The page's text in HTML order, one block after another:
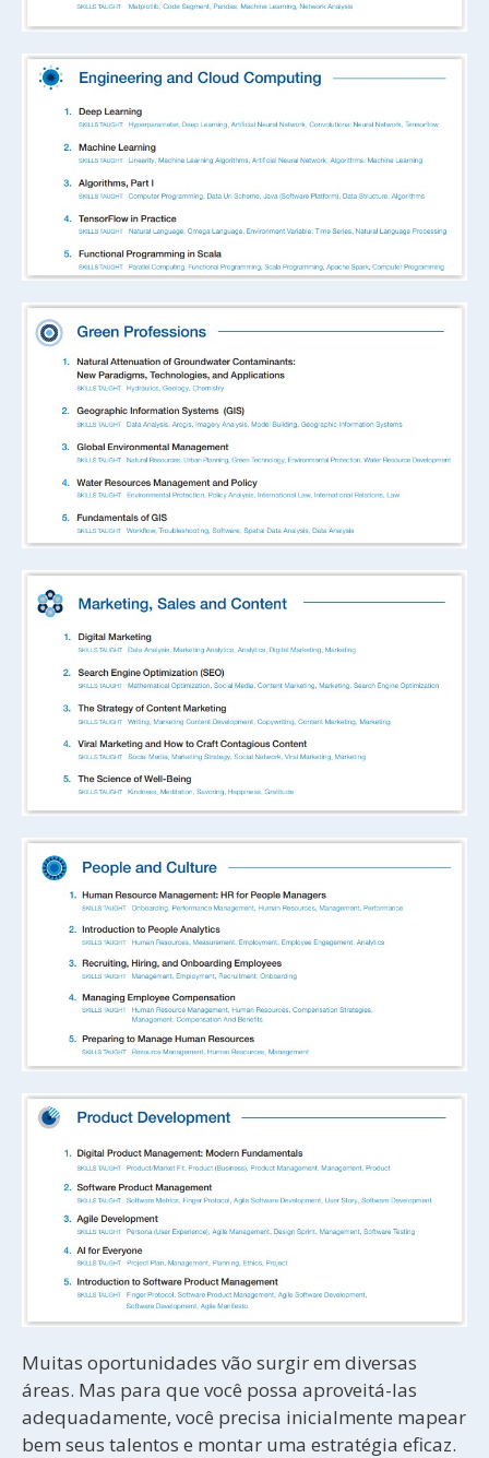
Muitas oportunidades vão surgir em diversas
áreas. Mas para que você possa aproveitá-las
adequadamente, você precisa inicialmente mapear
bem seus talentos e montar uma estratégia eficaz.